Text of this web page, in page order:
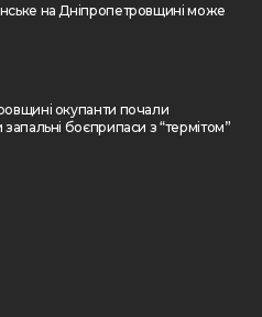
на Дніпропетровщині може
окупанти почали
запальні боєприпаси з “термітом”